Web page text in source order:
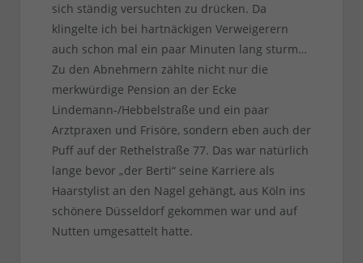
sich ständig versuchten zu drücken. Da
klingelte ich bei hartnäckigen Verweigerern
auch schon mal ein paar Minuten lang sturm…
Zu den Abnehmern zählte nicht nur die
merkwürdige Pension an der Ecke
Lindemann-/Hebbelstraße und ein paar
Arztpraxen und Frisöre, sondern eben auch der
Puff auf der Rethelstraße 77. Das war natürlich
lange bevor „der Berti“ seine Karriere als
Haarstylist an den Nagel gehängt, aus Köln ins
schönere Düsseldorf gekommen war und auf
Nutten umgesattelt hatte.